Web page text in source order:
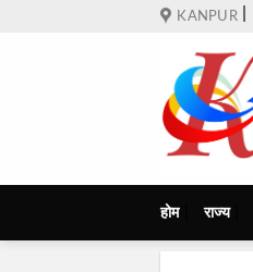
KANPUR
होम राज्य